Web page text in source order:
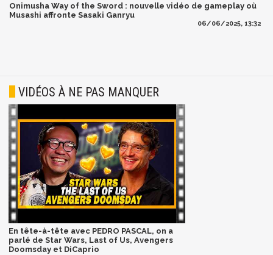
Onimusha Way of the Sword : nouvelle vidéo de gameplay où
Musashi affronte Sasaki Ganryu
06/06/2025, 13:32
VIDÉOS À NE PAS MANQUER
En tête-à-tête avec PEDRO PASCAL, on a
parlé de Star Wars, Last of Us, Avengers
Doomsday et DiCaprio